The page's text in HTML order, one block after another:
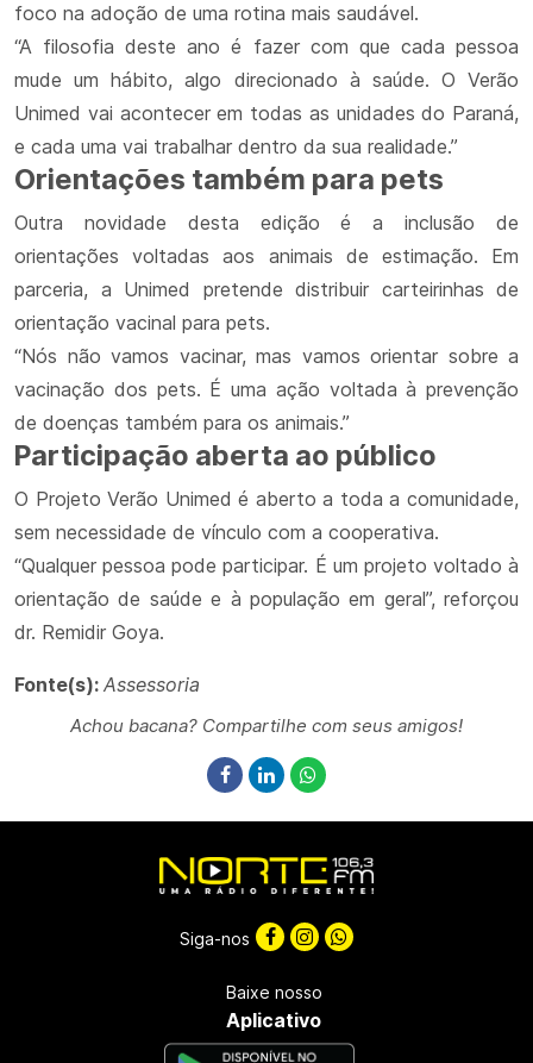
foco na adoção de uma rotina mais saudável.
“A filosofia deste ano é fazer com que cada pessoa
mude um hábito, algo direcionado à saúde. O Verão
Unimed vai acontecer em todas as unidades do Paraná,
e cada uma vai trabalhar dentro da sua realidade.”
Orientações também para pets
Outra novidade desta edição é a inclusão de
orientações voltadas aos animais de estimação. Em
parceria, a Unimed pretende distribuir carteirinhas de
orientação vacinal para pets.
“Nós não vamos vacinar, mas vamos orientar sobre a
vacinação dos pets. É uma ação voltada à prevenção
de doenças também para os animais.”
Participação aberta ao público
O Projeto Verão Unimed é aberto a toda a comunidade,
sem necessidade de vínculo com a cooperativa.
“Qualquer pessoa pode participar. É um projeto voltado à
orientação de saúde e à população em geral”, reforçou
dr. Remidir Goya.
Fonte(s): Assessoria
Achou bacana? Compartilhe com seus amigos!
Siga-nos
Baixe nosso
Aplicativo